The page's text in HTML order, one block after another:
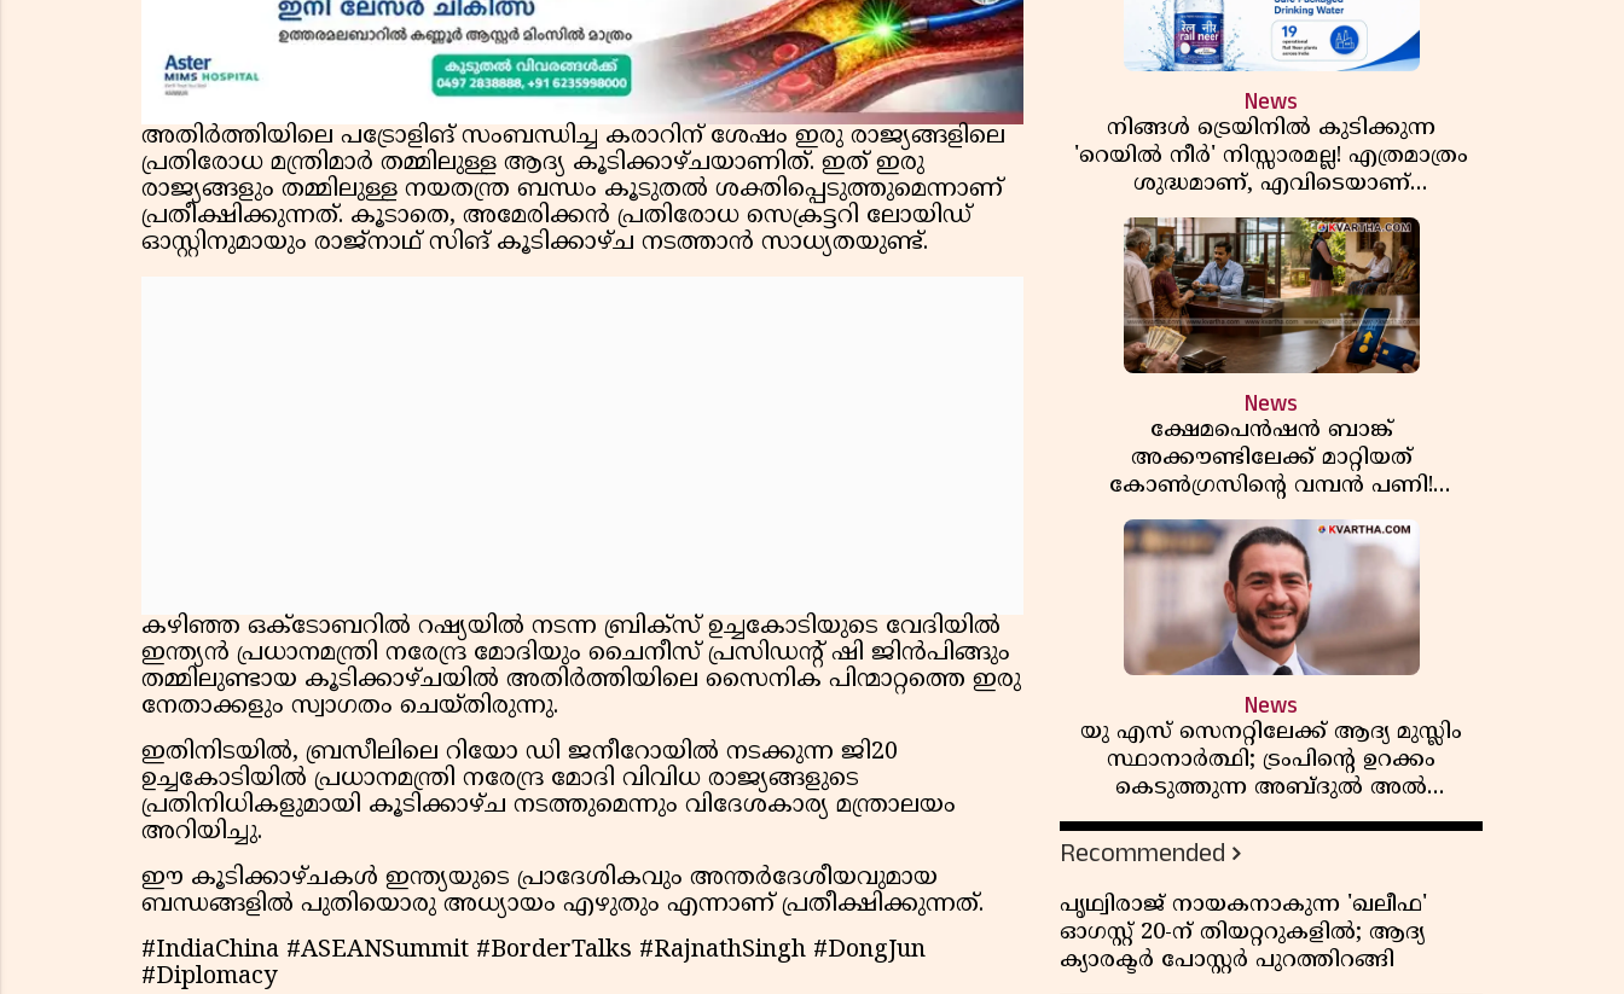
അതിർത്തിയിലെ പട്രോളിങ് സംബന്ധിച്ച കരാറിന് ശേഷം ഇരു രാജ്യങ്ങളിലെ
പ്രതിരോധ മന്ത്രിമാർ തമ്മിലുള്ള ആദ്യ കൂടിക്കാഴ്ചയാണിത്. ഇത് ഇരു
രാജ്യങ്ങളും തമ്മിലുള്ള നയതന്ത്ര ബന്ധം കൂടുതൽ ശക്തിപ്പെടുത്തുമെന്നാണ്
പ്രതീക്ഷിക്കുന്നത്. കൂടാതെ, അമേരിക്കൻ പ്രതിരോധ സെക്രട്ടറി ലോയിഡ്
ഓസ്റ്റിനുമായും രാജ്‌നാഥ് സിങ് കൂടിക്കാഴ്‌ച നടത്താൻ സാധ്യതയുണ്ട്.
കഴിഞ്ഞ ഒക്‌ടോബറിൽ റഷ്യയിൽ നടന്ന ബ്രിക്‌സ് ഉച്ചകോടിയുടെ വേദിയിൽ
ഇന്ത്യൻ പ്രധാനമന്ത്രി നരേന്ദ്ര മോദിയും ചൈനീസ് പ്രസിഡന്റ് ഷി ജിൻപിങ്ങും
തമ്മിലുണ്ടായ കൂടിക്കാഴ്ചയിൽ അതിർത്തിയിലെ സൈനിക പിന്മാറ്റത്തെ ഇരു
നേതാക്കളും സ്വാഗതം ചെയ്തിരുന്നു.
ഇതിനിടയിൽ, ബ്രസീലിലെ റിയോ ഡി ജനീറോയിൽ നടക്കുന്ന ജി20
ഉച്ചകോടിയിൽ പ്രധാനമന്ത്രി നരേന്ദ്ര മോദി വിവിധ രാജ്യങ്ങളുടെ
പ്രതിനിധികളുമായി കൂടിക്കാഴ്‌ച നടത്തുമെന്നും വിദേശകാര്യ മന്ത്രാലയം
അറിയിച്ചു.
ഈ കൂടിക്കാഴ്ചകൾ ഇന്ത്യയുടെ പ്രാദേശികവും അന്തർദേശീയവുമായ
ബന്ധങ്ങളിൽ പുതിയൊരു അധ്യായം എഴുതും എന്നാണ് പ്രതീക്ഷിക്കുന്നത്.
#IndiaChina #ASEANSummit #BorderTalks #RajnathSingh #DongJun
#Diplomacy
News
നിങ്ങൾ ട്രെയിനിൽ കുടിക്കുന്ന
'റെയിൽ നീർ' നിസ്സാരമല്ല! എത്രമാത്രം
ശുദ്ധമാണ്, എവിടെയാണ്
ഉണ്ടാക്കുന്നത്? നിർമാണ രഹസ്യങ്ങൾ
അത്ഭുതപ്പെടുത്തും
News
ക്ഷേമപെൻഷൻ ബാങ്ക്
അക്കൗണ്ടിലേക്ക് മാറ്റിയത്
കോൺഗ്രസിന്റെ വമ്പൻ പണി!
സഹകരണ സംഘങ്ങളെ
ഒഴിവാക്കുമ്പോൾ വലിയ തിരിച്ചടി
സിപിഎമ്മിന്? നഷ്ടമാകുന്നത് ജനകീയ
അടിത്തറ!
News
യു എസ് സെനറ്റിലേക്ക് ആദ്യ മുസ്ലിം
സ്ഥാനാർത്ഥി; ട്രംപിന്റെ ഉറക്കം
കെടുത്തുന്ന അബ്ദുൽ അൽ
സയ്യിദിന്റെ രാഷ്ട്രീയ തരംഗം!
'അവസാന റിപ്പബ്ലിക്കൻ
പ്രസിഡന്റാകുമോ ട്രംപ്?'
Recommended
പൃഥ്വിരാജ് നായകനാകുന്ന 'ഖലീഫ'
ഓഗസ്റ്റ് 20-ന് തിയറ്ററുകളിൽ; ആദ്യ
ക്യാരക്ടർ പോസ്റ്റർ പുറത്തിറങ്ങി